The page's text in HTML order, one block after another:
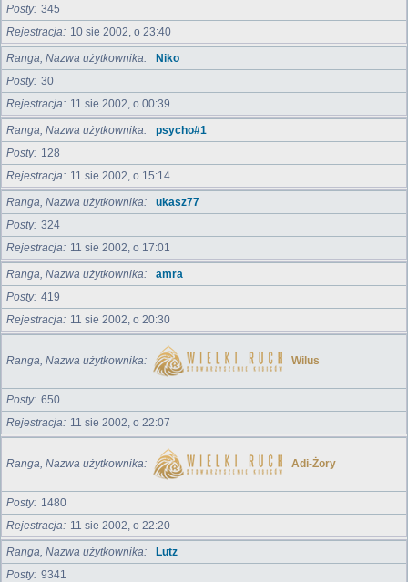
Posty 345
Rejestracja
10 sie 2002, o 23:40
Ranga, Nazwa użytkownika
Niko
Posty 30
Rejestracja
11 sie 2002, o 00:39
Ranga, Nazwa użytkownika
psycho#1
Posty
128
Rejestracja
11 sie 2002, o 15:14
Ranga, Nazwa użytkownika
ukasz77
Posty 324
Rejestracja
11 sie 2002, o 17:01
Ranga, Nazwa użytkownika
amra
Posty 419
Rejestracja
11 sie 2002, o 20:30
Ranga, Nazwa użytkownika Wilus
Posty 650
Rejestracja
11 sie 2002, o 22:07
Ranga, Nazwa użytkownika Adi-Żory
Posty
1480
Rejestracja
11 sie 2002, o 22:20
Ranga, Nazwa użytkownika
Lutz
Posty 9341